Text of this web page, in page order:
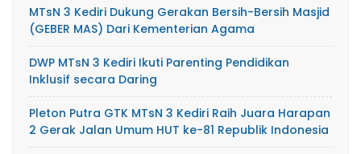
MTsN 3 Kediri Dukung Gerakan Bersih-Bersih Masjid
(GEBER MAS) Dari Kementerian Agama
DWP MTsN 3 Kediri Ikuti Parenting Pendidikan
Inklusif secara Daring
Pleton Putra GTK MTsN 3 Kediri Raih Juara Harapan
2 Gerak Jalan Umum HUT ke-81 Republik Indonesia